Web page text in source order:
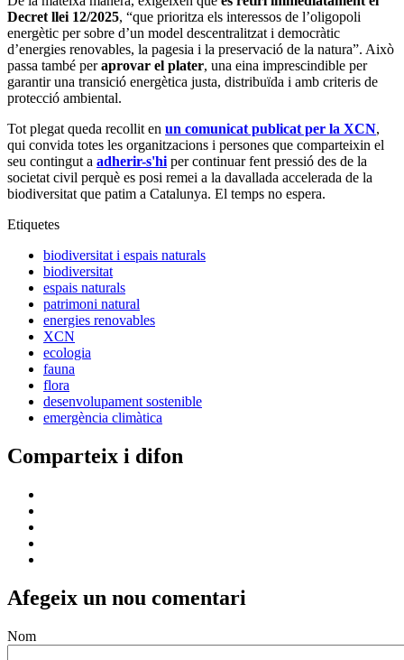
Decret llei 12/2025, “que prioritza els interessos de l’oligopoli
energètic per sobre d’un model descentralitzat i democràtic
d’energies renovables, la pagesia i la preservació de la natura”. Això
passa també peraprovar el plater, una eina imprescindible per
garantir una transició energètica justa, distribuïda i amb criteris de
protecció ambiental.
Tot plegat queda recollit en un comunicat publicat per la XCN,
qui convida totes les organitzacions i persones que comparteixin el
seu contingut a adherir-s'hi per continuar fent pressió des de la
societat civil perquè es posi remei a la davallada accelerada de la
biodiversitat que patim a Catalunya. El temps no espera.
Etiquetes
biodiversitat i espais naturals
biodiversitat
espais naturals
patrimoni natural
energies renovables
XCN
ecologia
fauna
flora
desenvolupament sostenible
emergència climàtica
Comparteix i difon
Afegeix un nou comentari
Nom